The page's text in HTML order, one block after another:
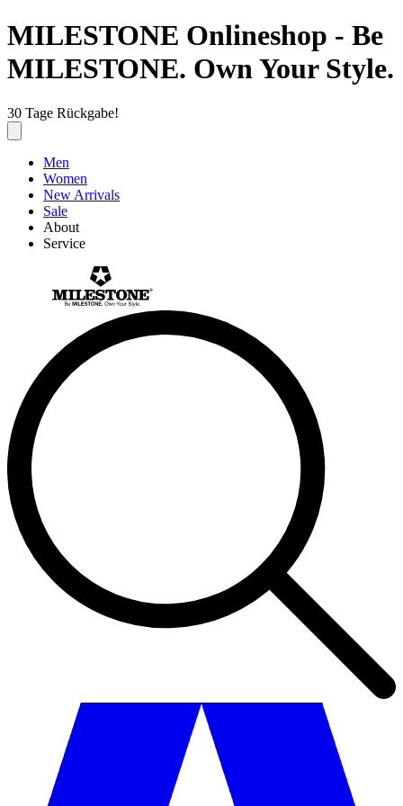
MILESTONE Onlineshop - Be
MILESTONE. Own Your Style.
30 Tage Rückgabe!
Men
Women
New Arrivals
Sale
About
Service